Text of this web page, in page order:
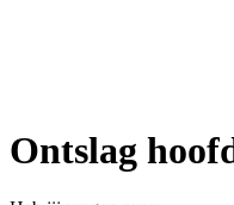
Ontslag